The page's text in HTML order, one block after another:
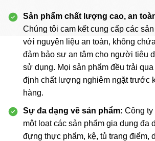
Sản phẩm chất lượng cao, an
Chúng tôi cam kết cung cấp các
với nguyên liệu an toàn, không
đảm bảo sự an tâm cho người tiêu
sử dụng. Mọi sản phẩm đều trải
định chất lượng nghiêm ngặt trước
hàng.
Sự đa dạng về sản phẩm: Công ty
một loạt các sản phẩm gia dụng đa
đựng thực phẩm, kệ, tủ trang điểm,